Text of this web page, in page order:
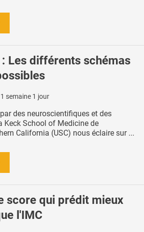
: Les différents schémas
1 semaine 1 jour
des neuroscientifiques et des
Keck School of Medicine de
California (USC) nous éclaire sur ...
score qui prédit mieux
l'IMC